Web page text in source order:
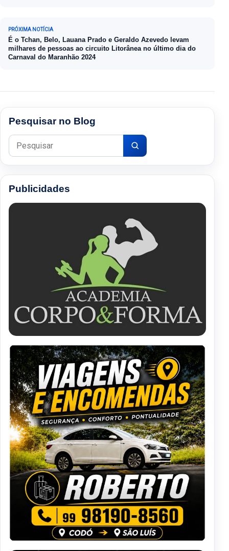
PRÓXIMA NOTÍCIA
É o Tchan, Belo, Lauana Prado e Geraldo Azevedo levam
milhares de pessoas ao circuito Litorânea no último dia do
Carnaval do Maranhão 2024
Pesquisar no Blog
Pesquisar por:
Publicidades